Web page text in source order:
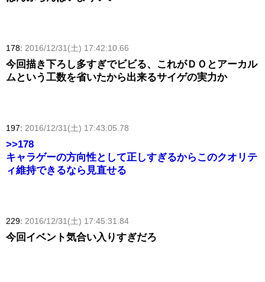
178: 2016/12/31(土) 17:42:10.66
今回描き下ろし多すぎでビビる、これがＤＯとアーカル
ムという工数を省いたから出来るサイゲの実力か
197: 2016/12/31(土) 17:43:05.78
>>178
キャラゲーの方向性として正しすぎるからこのクオリテ
ィ維持できるなら見直せる
229: 2016/12/31(土) 17:45:31.84
今回イベント気合い入りすぎだろ